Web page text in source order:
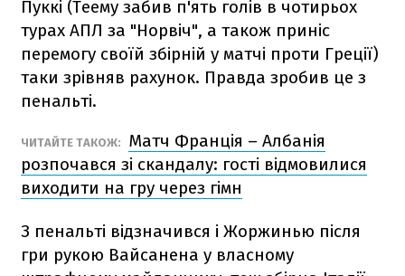
Пуккі (Теему забив п'ять голів в чотирьох
турах АПЛ за "Норвіч", а також приніс
перемогу своїй збірній у матчі проти Греції)
таки зрівняв рахунок. Правда зробив це з
пенальті.
ЧИТАЙТЕ ТАКОЖ:
Матч Франція – Албанія
розпочався зі скандалу: гості відмовилися
виходити на гру через гімн
З пенальті відзначився і Жоржинью після
гри рукою Вайсанена у власному